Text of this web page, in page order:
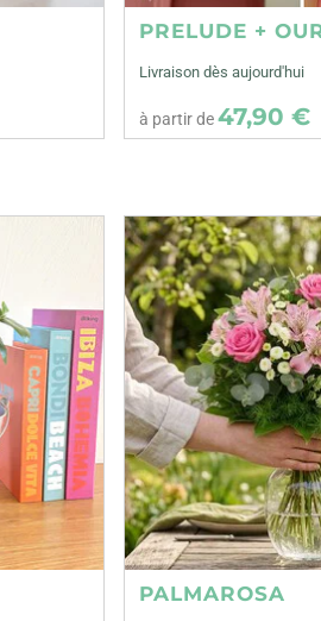
PRELUDE +
Livraison dès aujourd'hui
à partir de47,90 €
PALMAROSA